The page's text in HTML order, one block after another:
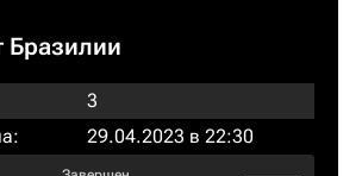
Бразилии
3
29.04.2023 в 22:30